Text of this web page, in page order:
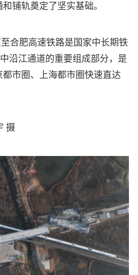
铺轨奠定了坚实基础。
合肥高速铁路是国家中长期铁
沿江通道的重要组成部分，是
市圈、上海都市圈快速直达
摄